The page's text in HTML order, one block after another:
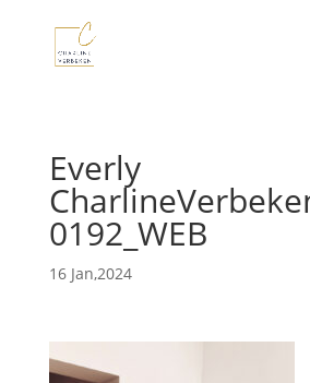
Everly
0192_WEB
16 Jan,2024